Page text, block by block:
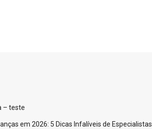
– teste
em 2026: 5 Dicas Infalíveis de Especialistas